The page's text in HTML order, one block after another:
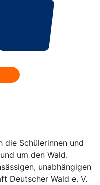
die Schülerinnen und
um den Wald.
unabhängigen
Deutscher Wald e. V.